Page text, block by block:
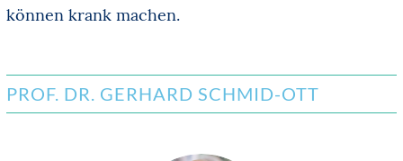
können krank machen.
PROF. DR. GERHARD SCHMID-OTT